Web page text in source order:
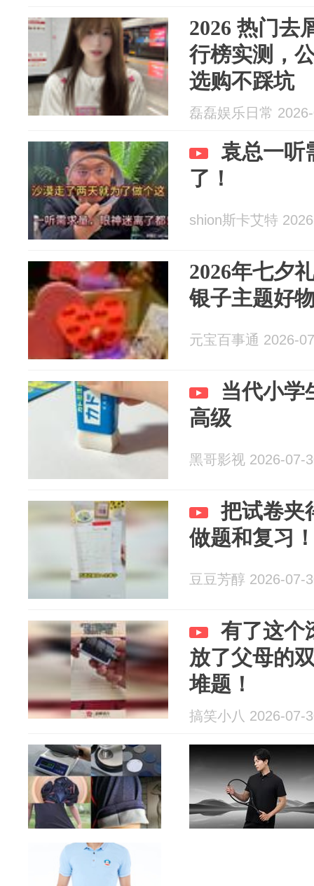
2026 热门去
行榜实测，
选购不踩坑
磊磊娱乐日常
袁总一听
了！
shion斯卡艾特
2026年七夕
银子主题好
元宝百事通 2026-
当代小学
高级
黑哥影视 2026-07-
把试卷夹
做题和复习
豆豆芳醇 2026-07-
有了这个
放了父母的
堆题！
搞笑小八 2026-07-